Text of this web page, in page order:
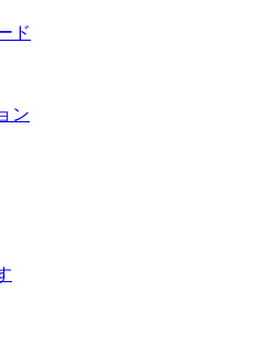
ド
ン